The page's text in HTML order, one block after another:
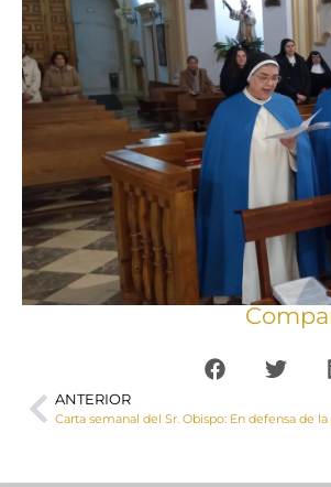
ANTERIOR
Carta semanal del Sr. Obispo: En defensa de